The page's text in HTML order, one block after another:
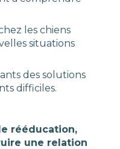
les chiens
situations
des solutions
difficiles.
rééducation,
une relation